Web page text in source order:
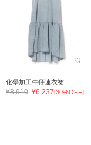
化學加工牛仔連衣裙
¥8,910 ¥6,237[30%OFF]